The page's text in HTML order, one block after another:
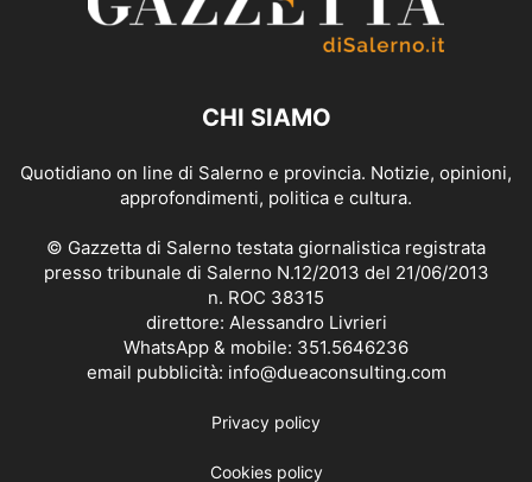
CHI SIAMO
Quotidiano on line di Salerno e provincia. Notizie, opinioni,
approfondimenti, politica e cultura.
© Gazzetta di Salerno testata giornalistica registrata
presso tribunale di Salerno N.12/2013 del 21/06/2013
n. ROC 38315
direttore: Alessandro Livrieri
WhatsApp & mobile: 351.5646236
email pubblicità: info@dueaconsulting.com
Privacy policy
Cookies policy